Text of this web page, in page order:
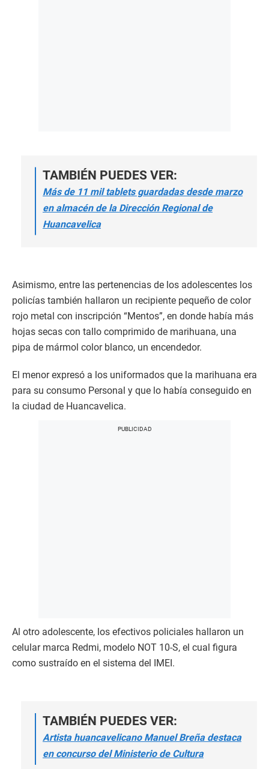
TAMBIÉN PUEDES VER:
Más de 11 mil tablets guardadas desde marzo
en almacén de la Dirección Regional de
Huancavelica
Asimismo, entre las pertenencias de los adolescentes los
policías también hallaron un recipiente pequeño de color
rojo metal con inscripción “Mentos”, en donde había más
hojas secas con tallo comprimido de marihuana, una
pipa de mármol color blanco, un encendedor.
El menor expresó a los uniformados que la marihuana era
para su consumo Personal y que lo había conseguido en
la ciudad de Huancavelica.
Al otro adolescente, los efectivos policiales hallaron un
celular marca Redmi, modelo NOT 10-S, el cual figura
como sustraído en el sistema del IMEI.
TAMBIÉN PUEDES VER:
Artista huancavelicano Manuel Breña destaca
en concurso del Ministerio de Cultura